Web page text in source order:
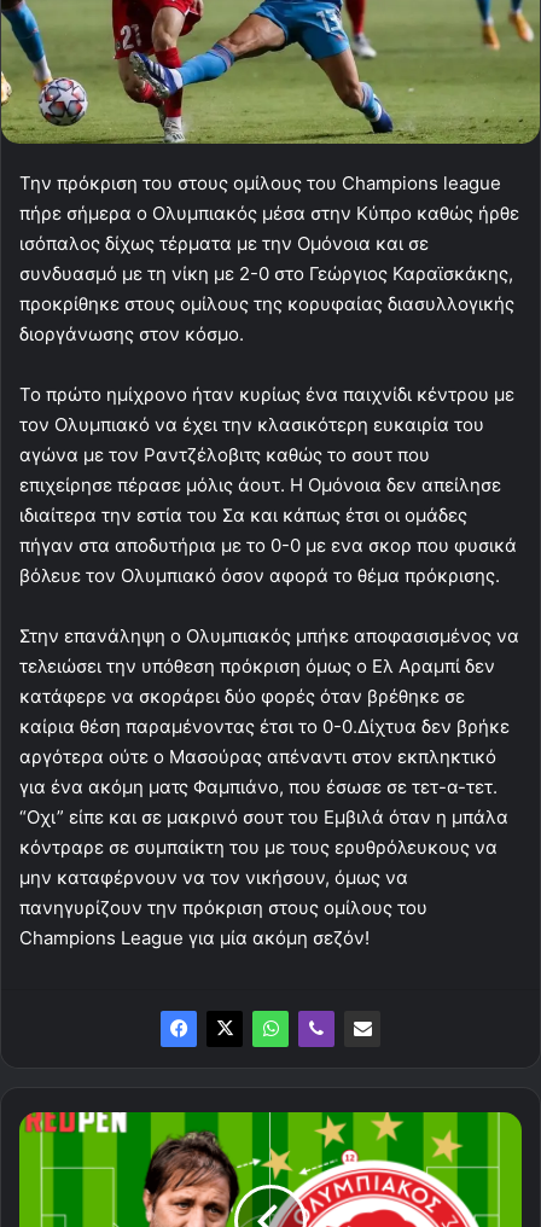
Την πρόκριση του στους ομίλους του Champions league
πήρε σήμερα ο Ολυμπιακός μέσα στην Κύπρο καθώς ήρθε
ισόπαλος δίχως τέρματα με την Ομόνοια και σε
συνδυασμό με τη νίκη με 2-0 στο Γεώργιος Καραϊσκάκης,
προκρίθηκε στους ομίλους της κορυφαίας διασυλλογικής
διοργάνωσης στον κόσμο.
Το πρώτο ημίχρονο ήταν κυρίως ένα παιχνίδι κέντρου με
τον Ολυμπιακό να έχει την κλασικότερη ευκαιρία του
αγώνα με τον Ραντζέλοβιτς καθώς το σουτ που
επιχείρησε πέρασε μόλις άουτ. Η Ομόνοια δεν απείλησε
ιδιαίτερα την εστία του Σα και κάπως έτσι οι ομάδες
πήγαν στα αποδυτήρια με το 0-0 με ενα σκορ που φυσικά
βόλευε τον Ολυμπιακό όσον αφορά το θέμα πρόκρισης.
Στην επανάληψη ο Ολυμπιακός μπήκε αποφασισμένος να
τελειώσει την υπόθεση πρόκριση όμως ο Ελ Αραμπί δεν
κατάφερε να σκοράρει δύο φορές όταν βρέθηκε σε
καίρια θέση παραμένοντας έτσι το 0-0.Δίχτυα δεν βρήκε
αργότερα ούτε ο Μασούρας απέναντι στον εκπληκτικό
για ένα ακόμη ματς Φαμπιάνο, που έσωσε σε τετ-α-τετ.
“Οχι” είπε και σε μακρινό σουτ του Εμβιλά όταν η μπάλα
κόντραρε σε συμπαίκτη του με τους ερυθρόλευκους να
μην καταφέρνουν να τον νικήσουν, όμως να
πανηγυρίζουν την πρόκριση στους ομίλους του
Champions League για μία ακόμη σεζόν!
Η
του